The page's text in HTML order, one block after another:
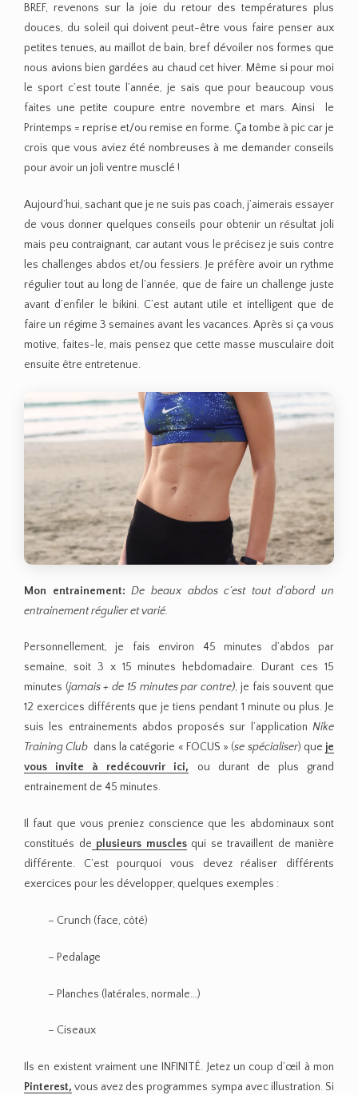
BREF, revenons sur la joie du retour des températures plus
douces, du soleil qui doivent peut-être vous faire penser aux
petites tenues, au maillot de bain, bref dévoiler nos formes que
nous avions bien gardées au chaud cet hiver. Même si pour moi
le sport c’est toute l’année, je sais que pour beaucoup vous
faites une petite coupure entre novembre et mars. Ainsi le
Printemps = reprise et/ou remise en forme. Ça tombe à pic car je
crois que vous aviez été nombreuses à me demander conseils
pour avoir un joli ventre musclé !
Aujourd’hui, sachant que je ne suis pas coach, j’aimerais essayer
de vous donner quelques conseils pour obtenir un résultat joli
mais peu contraignant, car autant vous le précisez je suis contre
les challenges abdos et/ou fessiers. Je préfère avoir un rythme
régulier tout au long de l’année, que de faire un challenge juste
avant d’enfiler le bikini. C’est autant utile et intelligent que de
faire un régime 3 semaines avant les vacances. Après si ça vous
motive, faites-le, mais pensez que cette masse musculaire doit
ensuite être entretenue.
Mon entrainement:De beaux abdos c’est tout d’abord un
entrainement régulier et varié.
Personnellement, je fais environ 45 minutes d’abdos par
semaine, soit 3 x 15 minutes hebdomadaire. Durant ces 15
minutes (jamais + de 15 minutes par contre), je fais souvent que
12 exercices différents que je tiens pendant 1 minute ou plus. Je
suis les entrainements abdos proposés sur l’application Nike
Training Club dans la catégorie « FOCUS » (se spécialiser) que je
vous invite à redécouvrir ici, ou durant de plus grand
entrainement de 45 minutes.
Il faut que vous preniez conscience que les abdominaux sont
constitués de plusieurs musclesqui se travaillent de manière
différente. C’est pourquoi vous devez réaliser différents
exercices pour les développer, quelques exemples :
– Crunch (face, côté)
– Pedalage
– Planches (latérales, normale…)
– Ciseaux
Ils en existent vraiment une INFINITÉ. Jetez un coup d’œil à mon
Pinterest, vous avez des programmes sympa avec illustration. Si